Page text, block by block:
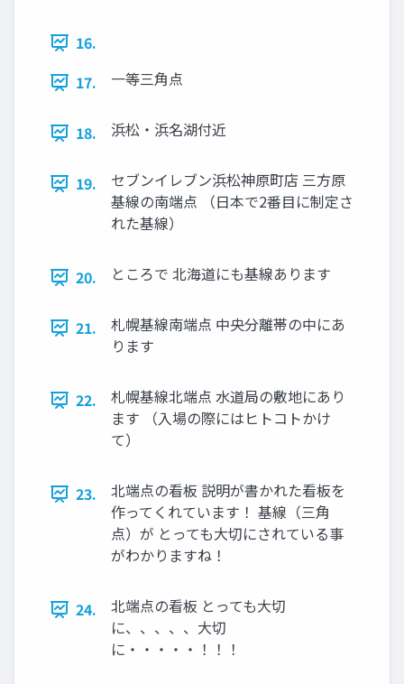
16.
17.
一等三角点
18. 浜松・浜名湖付近
19.
セブンイレブン浜松神原町店 三方原
基線の南端点 （日本で2番目に制定さ
れた基線）
20. ところで 北海道にも基線あります
21.
札幌基線南端点 中央分離帯の中にあ
ります
22.
札幌基線北端点 水道局の敷地にあり
ます （入場の際にはヒトコトかけ
て）
23.
北端点の看板 説明が書かれた看板を
作ってくれています！ 基線（三角
点）が とっても大切にされている事
がわかりますね！
24.
北端点の看板 とっても大切
に、、、、、大切
に・・・・・！！！